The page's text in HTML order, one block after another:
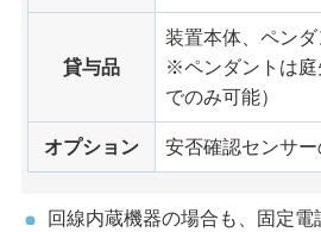
貸与品
装置本体、ペンダ
※ペンダントは庭
でのみ可能）
オプション 安否確認センサ
回線内蔵機器の場合も、固定